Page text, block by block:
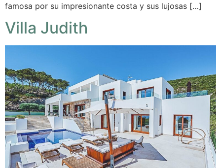
famosa por su impresionante costa y sus lujosas […]
Villa Judith